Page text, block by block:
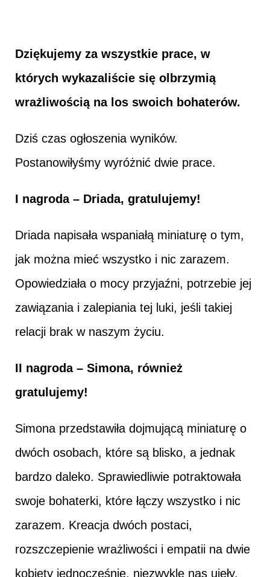
Dziękujemy za wszystkie prace, w
których wykazaliście się olbrzymią
wrażliwością na los swoich bohaterów.
Dziś czas ogłoszenia wyników.
Postanowiłyśmy wyróżnić dwie prace.
I nagroda – Driada, gratulujemy!
Driada napisała wspaniałą miniaturę o tym,
jak można mieć wszystko i nic zarazem.
Opowiedziała o mocy przyjaźni, potrzebie jej
zawiązania i zalepiania tej luki, jeśli takiej
relacji brak w naszym życiu.
II nagroda – Simona, również
gratulujemy!
Simona przedstawiła dojmującą miniaturę o
dwóch osobach, które są blisko, a jednak
bardzo daleko. Sprawiedliwie potraktowała
swoje bohaterki, które łączy wszystko i nic
zarazem. Kreacja dwóch postaci,
rozszczepienie wrażliwości i empatii na dwie
kobiety jednocześnie, niezwykle nas ujęły.